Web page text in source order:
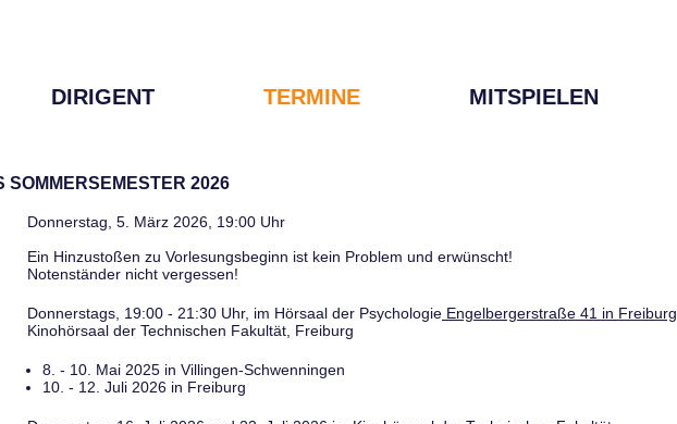
DIRIGENT TERMINE MITSPIELEN
SOMMERSEMESTER 2026
Donnerstag, 5. März 2026, 19:00 Uhr
Ein Hinzustoßen zu Vorlesungsbeginn ist kein Problem und erwünscht!
Notenständer nicht vergessen!
Donnerstags, 19:00 - 21:30 Uhr, im Hörsaal der Psychologie Engelbergerstraße 41 in Freiburg
Kinohörsaal der Technischen Fakultät, Freiburg
8. - 10. Mai 2025 in Villingen-Schwenningen
10. - 12. Juli 2026 in Freiburg